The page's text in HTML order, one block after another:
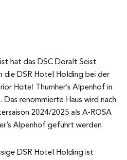
hat das DSC Doralt Seist
die DSR Hotel Holding bei der
Hotel Thurnher’s Alpenhof in
Das renommierte Haus wird nach
2024/2025 als A-ROSA
Alpenhof geführt werden.
DSR Hotel Holding ist